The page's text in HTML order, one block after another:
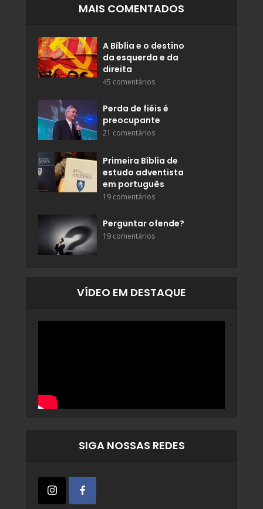
MAIS COMENTADOS
A Bíblia e o destino
da esquerda e da
direita
45 comentários
Perda de fiéis é
preocupante
21 comentários
Primeira Bíblia de
estudo adventista
em português
19 comentários
Perguntar ofende?
19 comentários
VÍDEO EM DESTAQUE
SIGA NOSSAS REDES